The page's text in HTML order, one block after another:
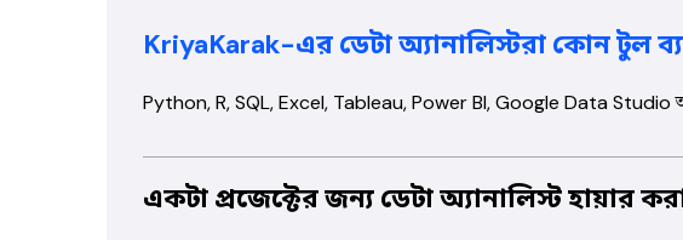
KriyaKarak-এর ডেটা অ্যানালিস্টরা কোন টুল
Python, R, SQL, Excel, Tableau, Power BI, Google Data Studio
একটা প্রজেক্টের জন্য ডেটা অ্যানালিস্ট হায়ার